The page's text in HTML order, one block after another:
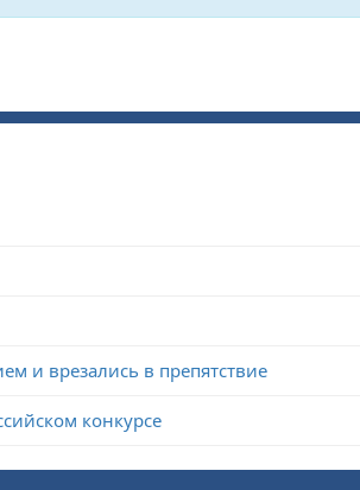
и врезались в препятствие
конкурсе